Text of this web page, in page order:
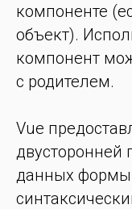
компоненте
объект).
компонент
с родителем.
Vue
двусторонней
данных формы.